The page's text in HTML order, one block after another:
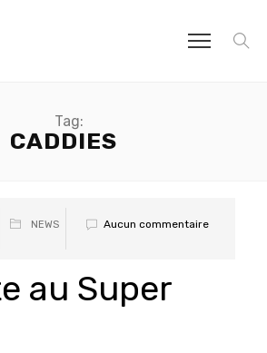
Tag:
CADDIES
NEWS Aucun commentaire
au Super